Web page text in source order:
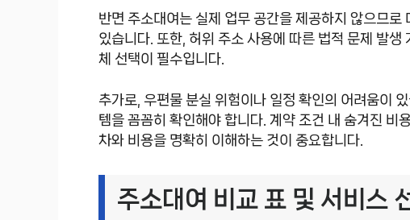
반면 주소대여는 실제 업무 공간을 제공하지 않으므
있습니다. 또한, 허위 주소 사용에 따른 법적 문제 발
체 선택이 필수입니다.
추가로, 우편물 분실 위험이나 일정 확인의 어려움이
템을 꼼꼼히 확인해야 합니다. 계약 조건 내 숨겨진 비
차와 비용을 명확히 이해하는 것이 중요합니다.
주소대여 비교 표 및 서비스